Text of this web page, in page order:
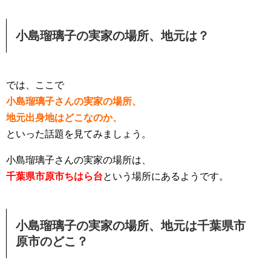
小島瑠璃子の実家の場所、地元は？
では、ここで
小島瑠璃子さんの実家の場所、
地元出身地はどこなのか、
といった話題を見てみましょう。
小島瑠璃子さんの実家の場所は、
千葉県市原市ちはら台という場所にあるようです。
小島瑠璃子の実家の場所、地元は千葉県市
原市のどこ？